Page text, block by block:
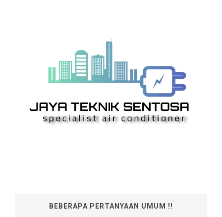
BEBERAPA PERTANYAAN UMUM !!